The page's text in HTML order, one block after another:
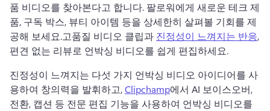
품 비디오를 찾아본다고 합니다. 팔로워에게 새로운 테크 제
품, 구독 박스, 뷰티 아이템 등을 상세한히 살펴볼 기회를 제
공해 보세요.고품질 비디오 클립과 진정성이 느껴지는 반응,
편견 없는 리뷰로 언박싱 비디오를 쉽게 편집하세요.
진정성이 느껴지는 다섯 가지 언박싱 비디오 아이디어를 사
용하여 창의력을 발휘하고, Clipchamp에서 AI 보이스오버,
전환, 캡션 등 전문 편집 기능을 사용하여 언박싱 비디오를